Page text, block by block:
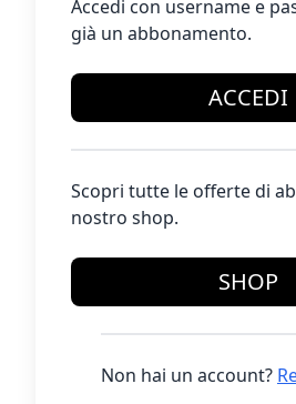
Accedi con username e
già un abbonamento.
ACCEDI
Scopri tutte le offerte di
nostro shop.
SHOP
Non hai un account?